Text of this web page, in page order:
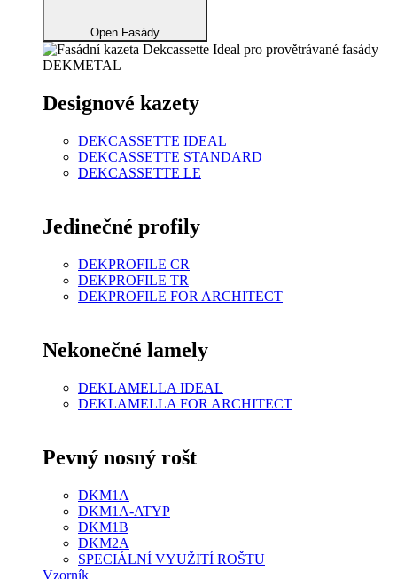
Open Fasády
Designové kazety
DEKCASSETTE IDEAL
DEKCASSETTE STANDARD
DEKCASSETTE LE
Jedinečné profily
DEKPROFILE CR
DEKPROFILE TR
DEKPROFILE FOR ARCHITECT
Nekonečné lamely
DEKLAMELLA IDEAL
DEKLAMELLA FOR ARCHITECT
Pevný nosný rošt
DKM1A
DKM1A-ATYP
DKM1B
DKM2A
SPECIÁLNÍ VYUŽITÍ ROŠTU
Vzorník